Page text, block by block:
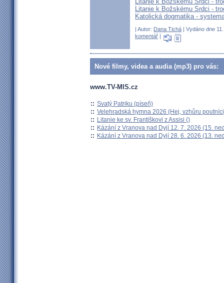
Litanie k Božskému Srdci -
Katolická dogmatika -
| Autor: Dana Tichá | Vydáno dne
komentář |
Nové filmy, videa a audia (mp3) pro vás:
www.TV-MIS.cz
:: Svatý Patriku (píseň)
:: Velehradská hymna 2026 (Hej, vzhůru
:: Litanie ke sv. Františkovi z Assisi ()
:: Kázání z Vranova nad Dyjí 12. 7. 2026 (15.
:: Kázání z Vranova nad Dyjí 28. 6. 2026 (13.